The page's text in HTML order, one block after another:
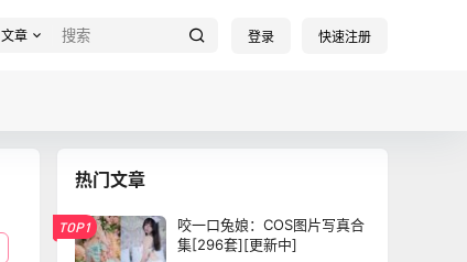
文章 登录 快速注册
热门文章
TOP1
咬一口兔娘：COS图片写真合
集[296套][更新中]